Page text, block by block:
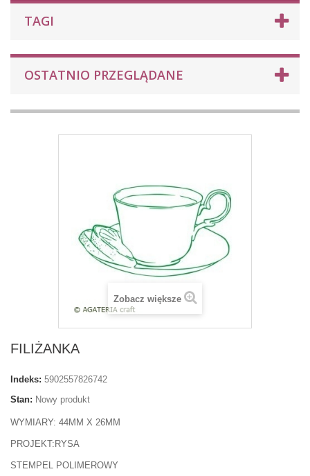
TAGI
OSTATNIO PRZEGLĄDANE
Zobacz większe
FILIŻANKA
Indeks: 5902557826742
Stan: Nowy produkt
WYMIARY: 44MM X 26MM
PROJEKT:RYSA
STEMPEL POLIMEROWY